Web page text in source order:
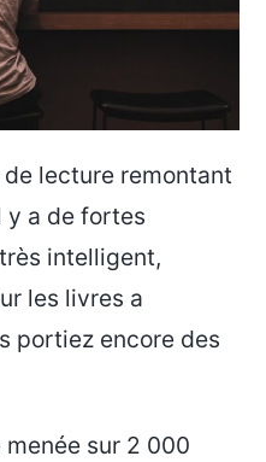
lecture remontant
y a de fortes
intelligent,
les livres a
portiez encore des
menée sur 2 000